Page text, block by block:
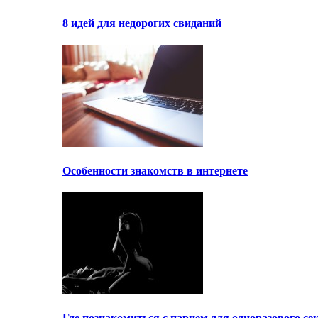
8 идей для недорогих свиданий
Особенности знакомств в интернете